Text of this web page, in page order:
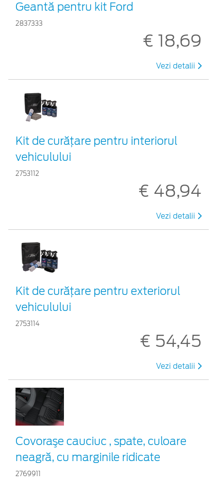
Geantă pentru kit Ford
2837333
€ 18,69
Vezi detalii
Kit de curățare pentru interiorul
vehiculului
2753112
€ 48,94
Vezi detalii
Kit de curățare pentru exteriorul
vehiculului
2753114
€ 54,45
Vezi detalii
Covoraşe cauciuc , spate, culoare
neagră, cu marginile ridicate
2769911